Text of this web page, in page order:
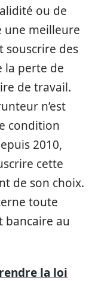
ou de
une meilleure
souscrire des
la perte de
de travail.
n’est
condition
2010,
cette
de son choix.
toute
bancaire au
la loi